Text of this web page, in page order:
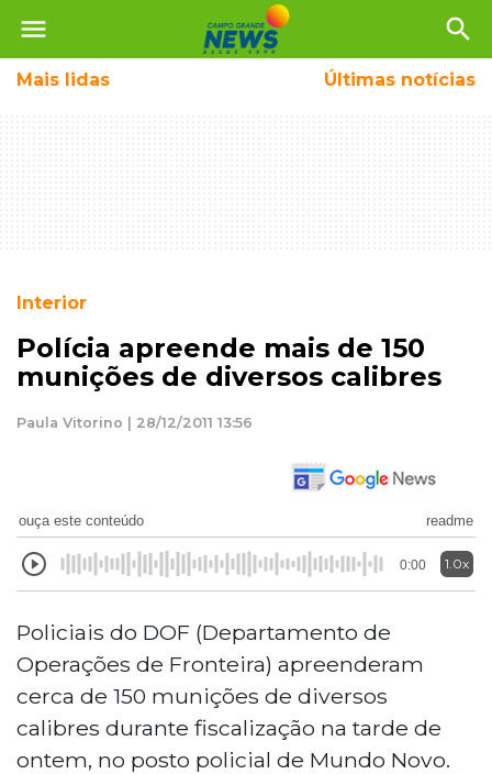
menu search
Mais lidas Últimas notícias
Interior
Polícia apreende mais de 150
munições de diversos calibres
Paula Vitorino | 28/12/2011 13:56
ouça este conteúdo readme
0:00 1.0x
Policiais do DOF (Departamento de
Operações de Fronteira) apreenderam
cerca de 150 munições de diversos
calibres durante fiscalização na tarde de
ontem, no posto policial de Mundo Novo.